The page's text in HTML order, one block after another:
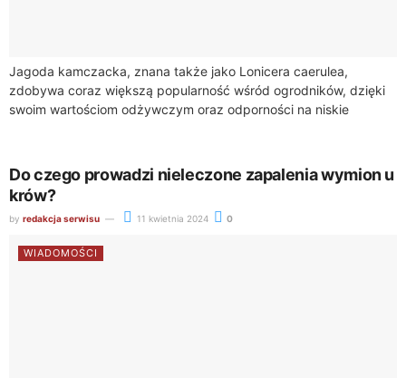
Jagoda kamczacka, znana także jako Lonicera caerulea,
zdobywa coraz większą popularność wśród ogrodników, dzięki
swoim wartościom odżywczym oraz odporności na niskie
Do czego prowadzi nieleczone zapalenia wymion u
krów?
by redakcja serwisu 11 kwietnia 2024 0
WIADOMOŚCI